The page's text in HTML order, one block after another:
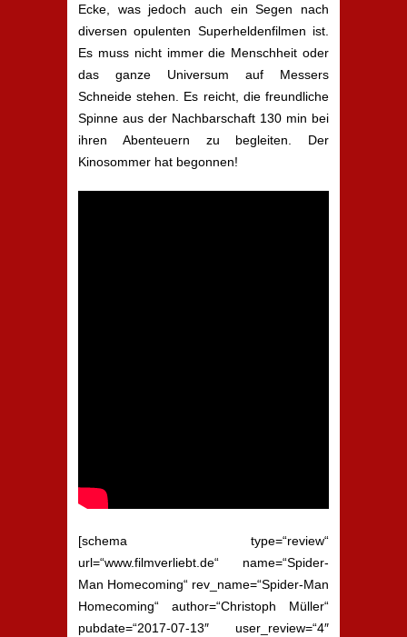
Ecke, was jedoch auch ein Segen nach
diversen opulenten Superheldenfilmen ist.
Es muss nicht immer die Menschheit oder
das ganze Universum auf Messers
Schneide stehen. Es reicht, die freundliche
Spinne aus der Nachbarschaft 130 min bei
ihren Abenteuern zu begleiten. Der
Kinosommer hat begonnen!
[schema type=“review“
url=“www.filmverliebt.de“ name=“Spider-
Man Homecoming“ rev_name=“Spider-Man
Homecoming“ author=“Christoph Müller“
pubdate=“2017-07-13″ user_review=“4″